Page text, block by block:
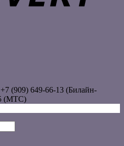
+7 (909) 649-66-13 (Билайн-
(МТС)